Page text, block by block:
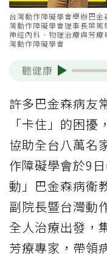
台灣動作障礙學會舉辦巴
灣動作障礙學會理事長葉
神經內科、物理治療與芳
灣動作障礙學會
聽健康
許多巴金森病友
「卡住」的困
協助全台八萬名
作障礙學會於9
動」巴金森病衛
副院長暨台灣動
全人治療出發，
芳療專家，帶領